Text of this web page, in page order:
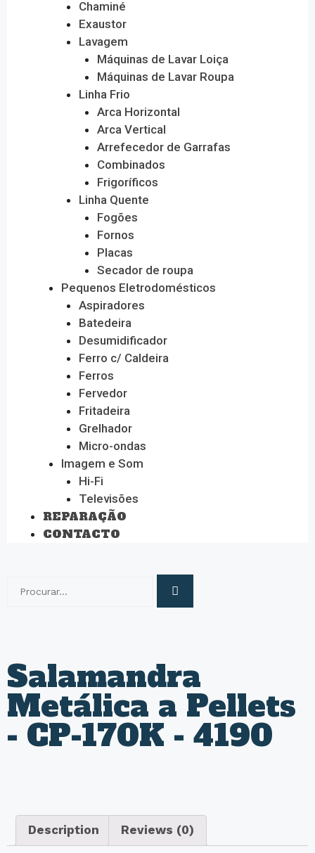
Chaminé
Exaustor
Lavagem
Máquinas de Lavar Loiça
Máquinas de Lavar Roupa
Linha Frio
Arca Horizontal
Arca Vertical
Arrefecedor de Garrafas
Combinados
Frigoríficos
Linha Quente
Fogões
Fornos
Placas
Secador de roupa
Pequenos Eletrodomésticos
Aspiradores
Batedeira
Desumidificador
Ferro c/ Caldeira
Ferros
Fervedor
Fritadeira
Grelhador
Micro-ondas
Imagem e Som
Hi-Fi
Televisões
REPARAÇÃO
CONTACTO
Salamandra
Metálica a Pellets
- CP-170K - 4190
Description Reviews (0)